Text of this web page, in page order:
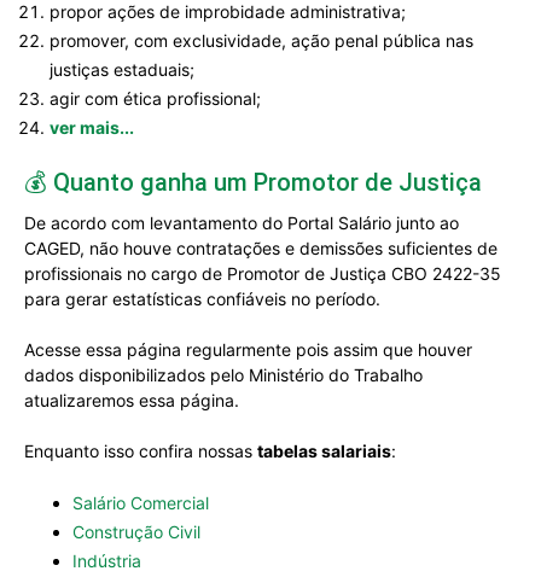
propor ações de improbidade administrativa;
promover, com exclusividade, ação penal pública nas
justiças estaduais;
agir com ética profissional;
ver mais...
💰 Quanto ganha um Promotor de Justiça
De acordo com levantamento do Portal Salário junto ao
CAGED, não houve contratações e demissões suficientes de
profissionais no cargo de Promotor de Justiça CBO 2422-35
para gerar estatísticas confiáveis no período.
Acesse essa página regularmente pois assim que houver
dados disponibilizados pelo Ministério do Trabalho
atualizaremos essa página.
Enquanto isso confira nossas tabelas salariais:
Salário Comercial
Construção Civil
Indústria